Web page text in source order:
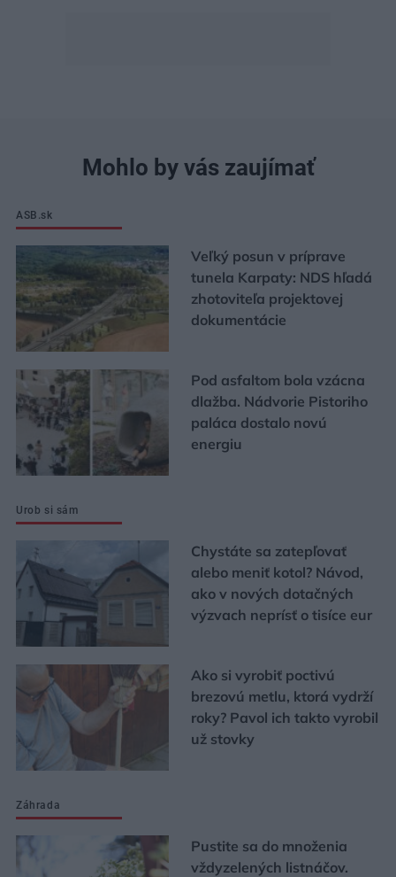
Mohlo by vás zaujímať
ASB.sk
Veľký posun v príprave
tunela Karpaty: NDS hľadá
zhotoviteľa projektovej
dokumentácie
Pod asfaltom bola vzácna
dlažba. Nádvorie Pistoriho
paláca dostalo novú
energiu
Urob si sám
Chystáte sa zatepľovať
alebo meniť kotol? Návod,
ako v nových dotačných
výzvach neprísť o tisíce eur
Ako si vyrobiť poctivú
brezovú metlu, ktorá vydrží
roky? Pavol ich takto vyrobil
už stovky
Záhrada
Pustite sa do množenia
vždyzelených listnáčov.